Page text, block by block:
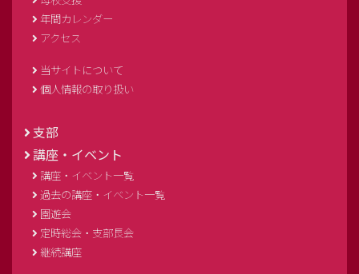
年間カレンダー
アクセス
当サイトについて
個人情報の取り扱い
支部
講座・イベント
講座・イベント一覧
過去の講座・イベント一覧
園遊会
定時総会・支部長会
継続講座